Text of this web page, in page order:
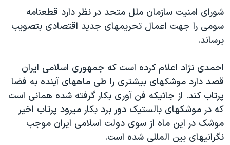
تریبونال مردمی آبان ۹۸
دادگاه حمید نوری
قانون شفافیت دارائی کادر رهبری ایران
اعتراضات مردمی آبان ۹۸
اسرائیل در جنگ
نرگس محمدی برنده جایزه نوبل صلح
شورای امنيت سازمان ملل متحد در نظر دارد قطعنامه
سومی را جهت اعمال تحريمهای جديد اقتصادی بتصويب
برساند.
احمدی نژاد اعلام کرده است که جمهوری اسلامی ايران
قصد دارد موشکهای بيشتری را طی ماههای آينده به فضا
پرتاب کند. از جائيکه فن آوری بکار گرفته شده همانی است
که در موشکهای بالستيک دور برد بکار ميرود پرتاب اخير
موشک در اين ماه از سوی دولت اسلامی ايران موجب
نگرانيهای بين المللی شده است.